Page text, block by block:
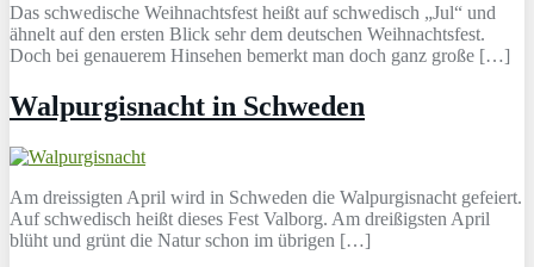
Das schwedische Weihnachtsfest heißt auf schwedisch „Jul“ und
ähnelt auf den ersten Blick sehr dem deutschen Weihnachtsfest.
Doch bei genauerem Hinsehen bemerkt man doch ganz große […]
Walpurgisnacht in Schweden
Am dreissigten April wird in Schweden die Walpurgisnacht gefeiert.
Auf schwedisch heißt dieses Fest Valborg. Am dreißigsten April
blüht und grünt die Natur schon im übrigen […]